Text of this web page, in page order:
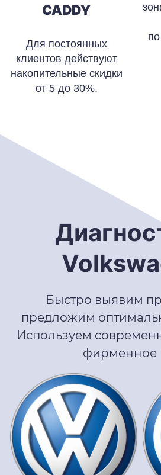
CADDY
Для постоянных
клиентов действуют
накопительные скидки
от 5 до 30%.
Быстро выявим
предложим
Используем
фирменное